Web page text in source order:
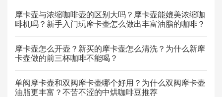
摩卡壶与浓缩咖啡壶的区别大吗？摩卡壶能媲美浓缩咖
啡机吗？新手入门玩摩卡壶怎么做出丰富油脂的咖啡？
摩卡壶怎么开壶？新买的摩卡壶怎么清洗？为什么新摩
卡壶做的前三杯咖啡不能喝？
单阀摩卡壶和双阀摩卡壶哪个好用？为什么双阀摩卡壶
油脂更丰富？不苦不涩的中烘咖啡豆推荐